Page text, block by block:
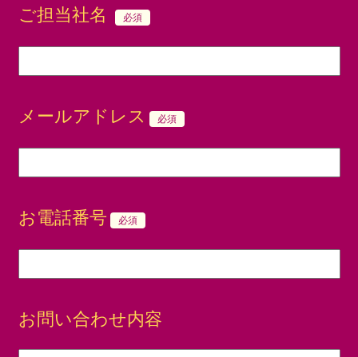
ご担当社名 必須
メールアドレス 必須
お電話番号 必須
お問い合わせ内容